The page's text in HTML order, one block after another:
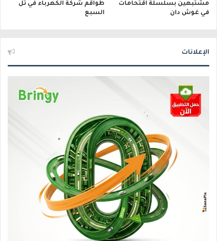
مشتبهين بسلسلة اقتحامات
في غوش دان
طواقم شركة الكهرباء في تل
السبع
الإعلانات